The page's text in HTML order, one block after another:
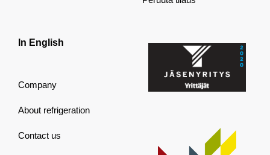
In English
Company
About refrigeration
Contact us